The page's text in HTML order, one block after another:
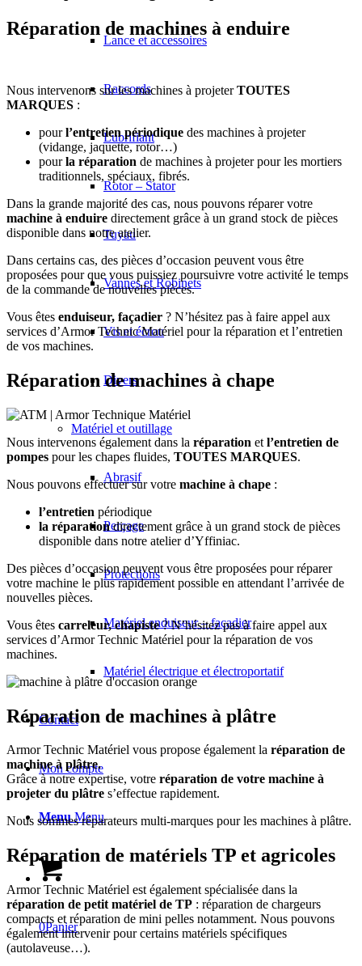
Lance et accessoires
Raccords
Lubrifiant
Rotor – Stator
Tuyau
Vannes et Robinets
Vis et écrou
Divers
Matériel et outillage
Abrasif
Perçage
Protections
Matériel enduiseur – façadier
Matériel électrique et électroportatif
Contact
Mon compte
Menu Menu
0Panier
Réparation de machines à enduire
Nous intervenons sur les machines à projeterTOUTES
MARQUES :
pourl’entretien périodique des machines à projeter
(vidange, jaquette, rotor…)
pourla réparation de machines à projeter pour les mortiers
traditionnels, spéciaux, fibrés.
Dans la grande majorité des cas, nous pouvons réparer votre
machine à enduire directement grâce à un grand stock de pièces
disponible dans notre atelier.
Dans certains cas, des pièces d’occasion peuvent vous être
proposées pour que vous puissiez poursuivre votre activité le temps
de la commande de nouvelles pièces.
Vous êtes enduiseur, façadier ? N’hésitez pas à faire appel aux
services d’Armor Technic Matériel pour la réparation et l’entretien
de vos machines.
Réparation de machines à chape
Nous intervenons également dans la réparation et l’entretien de
pompes pour les chapes fluides, TOUTES MARQUES.
Nous pouvons effectuer sur votre machine à chape :
l’entretien périodique
la réparationdirectement grâce à un grand stock de pièces
disponible dans notre atelier d’Yffiniac.
Des pièces d’occasion peuvent vous être proposées pour réparer
votre machine le plus rapidement possible en attendant l’arrivée de
nouvelles pièces.
Vous êtes carreleur, chapiste? N’hésitez pas à faire appel aux
services d’Armor Technic Matériel pour la réparation de vos
machines.
Réparation de machines à plâtre
Armor Technic Matériel vous propose également la réparation de
machine à plâtre.
Grâce à notre expertise, votre réparation de votre machine à
projeter du plâtre s’effectue rapidement.
Nous sommes réparateurs multi-marques pour les machines à plâtre.
Réparation de matériels TP et agricoles
Armor Technic Matériel est également spécialisée dans la
réparation de petit matériel de TP : réparation de chargeurs
compacts et réparation de mini pelles notamment. Nous pouvons
également intervenir pour certains matériels spécifiques
(autolaveuse…).